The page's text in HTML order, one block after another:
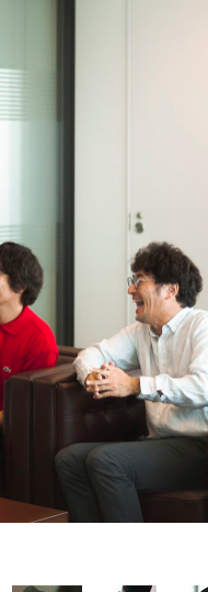
「クマが悪者扱いされて